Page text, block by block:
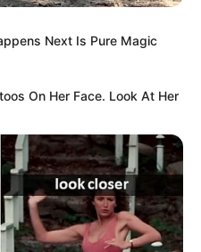
Next Is Pure Magic
On Her Face. Look At Her